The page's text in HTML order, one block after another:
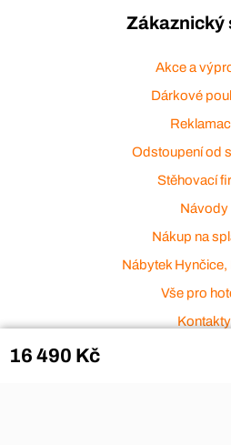
16 490 Kč
Zákaznický
Akce a
Dárkové
Odstoupení od
Stěhovací
Návody
Nákup na
Nábytek
Vše pro
Kontakty
Přijímáme